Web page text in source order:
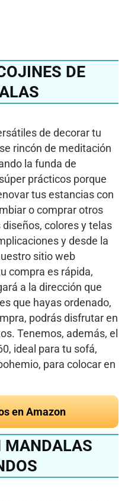
DE
de decorar tu
rincón de meditación
la funda de
prácticos porque
tus estancias con
o comprar otros
colores y telas
y desde la
sitio web
compra es rápida,
a la dirección que
que hayas ordenado,
podrás disfrutar en
Tenemos, además, el
ideal para tu sofá,
para colocar en
en Amazon
MANDALAS